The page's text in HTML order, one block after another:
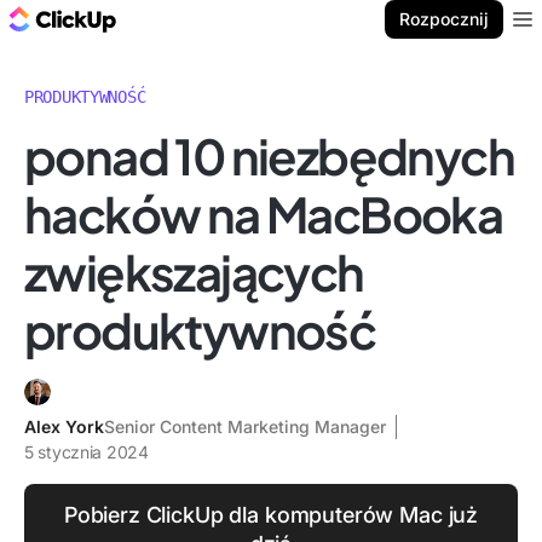
Rozpocznij
PRODUKTYWNOŚĆ
ponad 10 niezbędnych
hacków na MacBooka
zwiększających
produktywność
Alex YorkSenior Content Marketing Manager
5 stycznia 2024
Pobierz ClickUp dla komputerów Mac już